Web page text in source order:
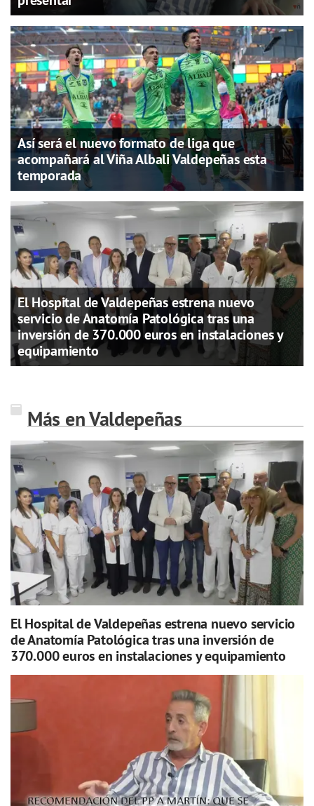
Así será el nuevo formato de liga que
acompañará al Viña Albali Valdepeñas esta
temporada
El Hospital de Valdepeñas estrena nuevo
servicio de Anatomía Patológica tras una
inversión de 370.000 euros en instalaciones y
equipamiento
Más en Valdepeñas
El Hospital de Valdepeñas estrena nuevo servicio
de Anatomía Patológica tras una inversión de
370.000 euros en instalaciones y equipamiento